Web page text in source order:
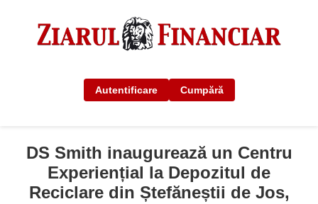
Autentificare Cumpără
DS Smith inaugurează un Centru
Experiențial la Depozitul de
Reciclare din Ștefăneștii de Jos,